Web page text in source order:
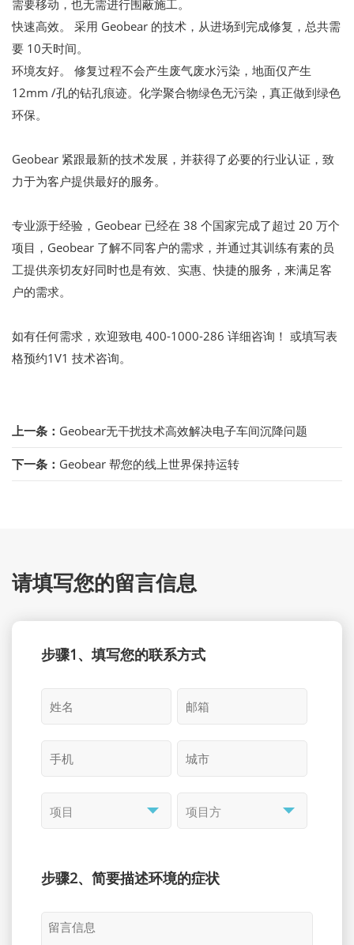
需要移动，也无需进行围蔽施工。
快速高效。 采用 Geobear 的技术，从进场到完成修复，总共需
要 10天时间。
环境友好。 修复过程不会产生废气废水污染，地面仅产生
12mm /孔的钻孔痕迹。化学聚合物绿色无污染，真正做到绿色
环保。
Geobear 紧跟最新的技术发展，并获得了必要的行业认证，致
力于为客户提供最好的服务。
专业源于经验，Geobear 已经在 38 个国家完成了超过 20 万个
项目，Geobear 了解不同客户的需求，并通过其训练有素的员
工提供亲切友好同时也是有效、实惠、快捷的服务，来满足客
户的需求。
如有任何需求，欢迎致电 400-1000-286 详细咨询！ 或填写表
格预约1V1 技术咨询。
上一条： Geobear无干扰技术高效解决电子车间沉降问题
下一条： Geobear 帮您的线上世界保持运转
请填写您的留言信息
步骤1、填写您的联系方式
步骤2、简要描述环境的症状